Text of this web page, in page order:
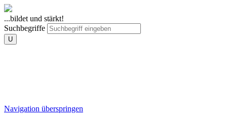
...bildet und stärkt!
Suchbegriffe
U
Navigation überspringen